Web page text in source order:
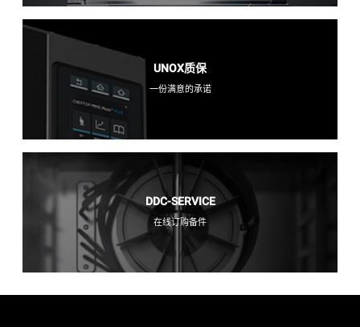
UNOX质保
一份满意的承诺
DDC-SERVICE
在线订购备件